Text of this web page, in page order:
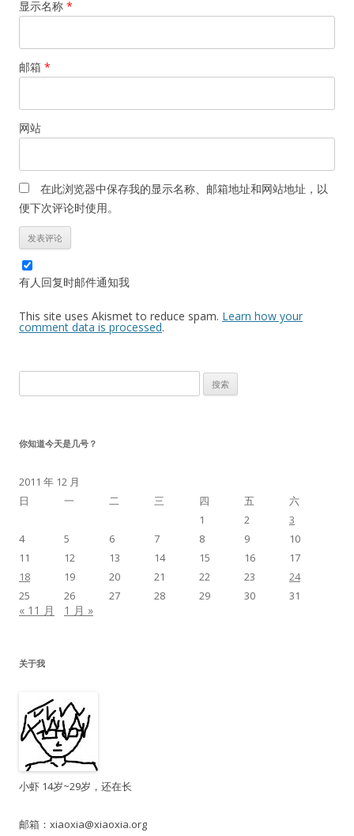
显示名称 *
邮箱 *
网站
在此浏览器中保存我的显示名称、邮箱地址和网站地址，以
便下次评论时使用。
有人回复时邮件通知我
This site uses Akismet to reduce spam. Learn how your
comment data is processed.
索：
你知道今天是几号？
2011 年 12 月
日
一 二 三 四 五
六
1
2
3
4
5 6 7 8 9
10
11
12 13 14 15 16
17
18
19 20 21 22 23
24
25
26 27 28 29 30 31
« 11 月 1 月 »
关于我
小虾 14岁~29岁，还在长
邮箱： xiaoxia@xiaoxia.org